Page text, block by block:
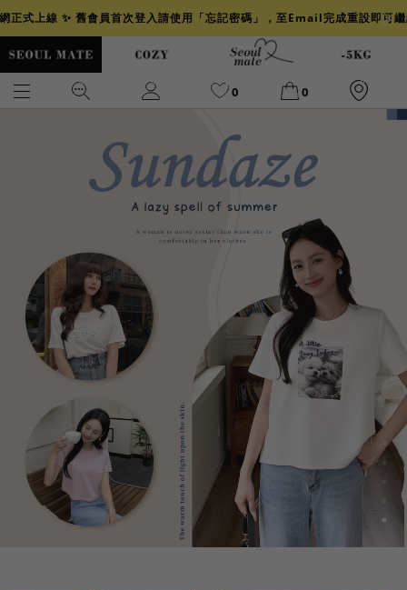
正式上線 ✨ 舊會員首次登入請使用「忘記密碼」，至Email完成重設即可
0 0
背心
透膚 小香 牛仔
襯衫 褲裙 冰感
涼感